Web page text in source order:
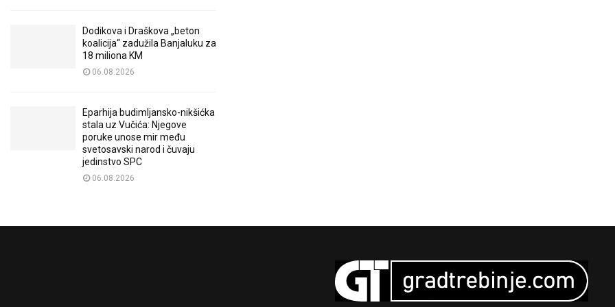
Dodikova i Draškova „beton
koalicija“ zadužila Banjaluku za
18 miliona KM
06.08.2026
Eparhija budimljansko-nikšićka
stala uz Vučića: Njegove
poruke unose mir među
svetosavski narod i čuvaju
jedinstvo SPC
06.08.2026